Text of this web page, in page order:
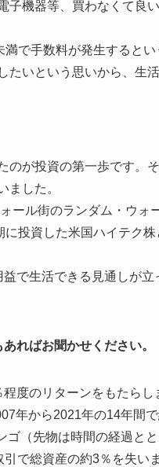
子機器等、買わなくて良
で手数料が発生すると
いという思いから、生
が投資の第一歩です。
ました。
ル街のランダム・ウォ
投資した米国ハイテク
で生活できる見通しが立
ればお聞かせください。
度のリターンをもたらし
年から2021年の14年間
（先物は時間の経過と
で総資産の約3％を失い